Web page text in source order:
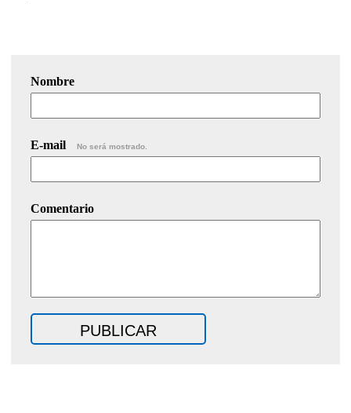
Nombre
E-mail No será mostrado.
Comentario